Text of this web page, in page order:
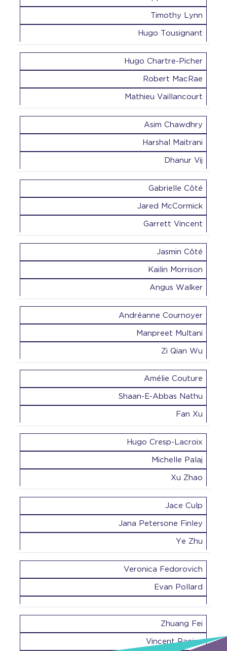
Timothy Lynn
Hugo Tousignant
Hugo Chartre-Picher
Robert MacRae
Mathieu Vaillancourt
Asim Chawdhry
Harshal Maitrani
Dhanur Vij
Gabrielle Côté
Jared McCormick
Garrett Vincent
Jasmin Côté
Kailin Morrison
Angus Walker
Andréanne Cournoyer
Manpreet Multani
Zi Qian Wu
Amélie Couture
Shaan-E-Abbas Nathu
Fan Xu
Hugo Cresp-Lacroix
Michelle Palaj
Xu Zhao
Jace Culp
Jana Petersone Finley
Ye Zhu
Veronica Fedorovich
Evan Pollard
Zhuang Fei
Vincent Racine